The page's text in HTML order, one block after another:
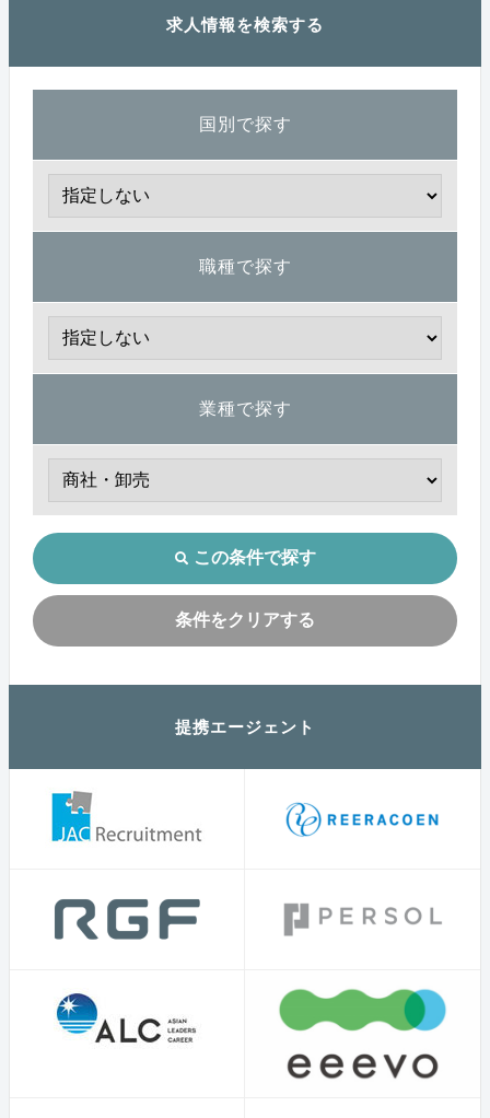
求人情報を検索する
国別で探す
職種で探す
業種で探す
この条件で探す
条件をクリアする
提携エージェント